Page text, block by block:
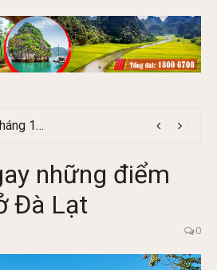
Du lịch Tây Bắc tháng 11 – Mùa hoa cải nhuộm vàng rực rỡ
những điểm
Đà Lạt
0